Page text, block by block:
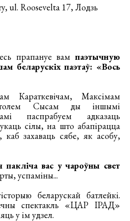
ul. Roosevelta 17, Лодзь
прапануе вам паэтычную
беларускіх паэтаў: «Вось
Караткевічам, Максімам
Сысам ды іншымі
паспрабуем адказаць
сілы, на што абапірацца
захаваць сябе, як асобу,
вас у чароўны свет
успаміны...
беларускай батлейкі.
спектакль «ЦАР ІРАД»
у ім удзел.